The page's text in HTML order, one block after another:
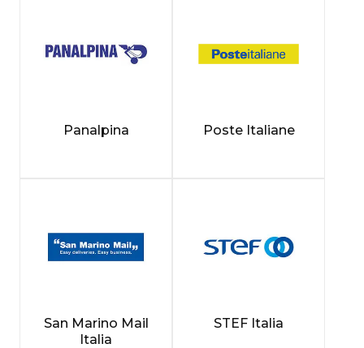
Panalpina Poste Italiane
San Marino Mail
Italia
STEF Italia